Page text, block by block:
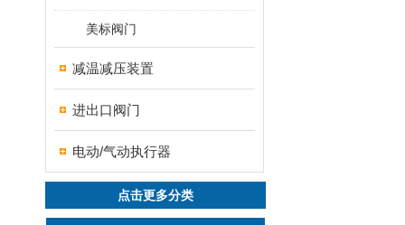
美标阀门
减温减压装置
进出口阀门
电动/气动执行器
点击更多分类